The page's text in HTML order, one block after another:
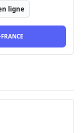
ligne